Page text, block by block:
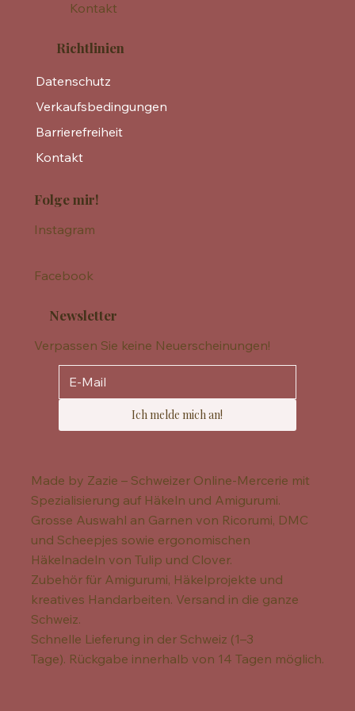
Kontakt
Richtlinien
Datenschutz
Verkaufsbedingungen
Barrierefreiheit
Kontakt
Folge mir!
Instagram
Facebook
Newsletter
Verpassen Sie keine Neuerscheinungen!
Ich melde mich an!
Made by Zazie – Schweizer Online-Mercerie mit
Spezialisierung auf Häkeln und Amigurumi.
Grosse Auswahl an Garnen von Ricorumi, DMC
und Scheepjes sowie ergonomischen
Häkelnadeln von Tulip und Clover.
Zubehör für Amigurumi, Häkelprojekte und
kreatives Handarbeiten. Versand in die ganze
Schweiz.
Schnelle Lieferung in der Schweiz (1–3
Tage). Rückgabe innerhalb von 14 Tagen möglich.